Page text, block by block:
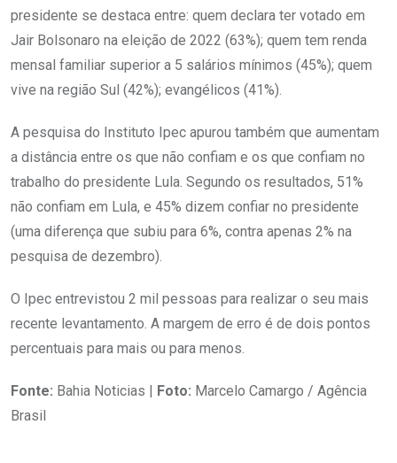
presidente se destaca entre: quem declara ter votado em
Jair Bolsonaro na eleição de 2022 (63%); quem tem renda
mensal familiar superior a 5 salários mínimos (45%); quem
vive na região Sul (42%); evangélicos (41%).
A pesquisa do Instituto Ipec apurou também que aumentam
a distância entre os que não confiam e os que confiam no
trabalho do presidente Lula. Segundo os resultados, 51%
não confiam em Lula, e 45% dizem confiar no presidente
(uma diferença que subiu para 6%, contra apenas 2% na
pesquisa de dezembro).
O Ipec entrevistou 2 mil pessoas para realizar o seu mais
recente levantamento. A margem de erro é de dois pontos
percentuais para mais ou para menos.
Fonte: Bahia Noticias | Foto: Marcelo Camargo / Agência
Brasil